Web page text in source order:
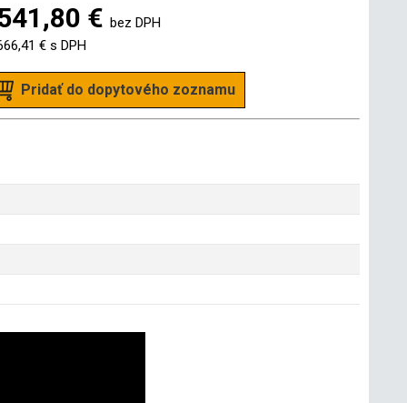
€ bez DPH
€ s DPH
Pridať do dopytového zoznamu